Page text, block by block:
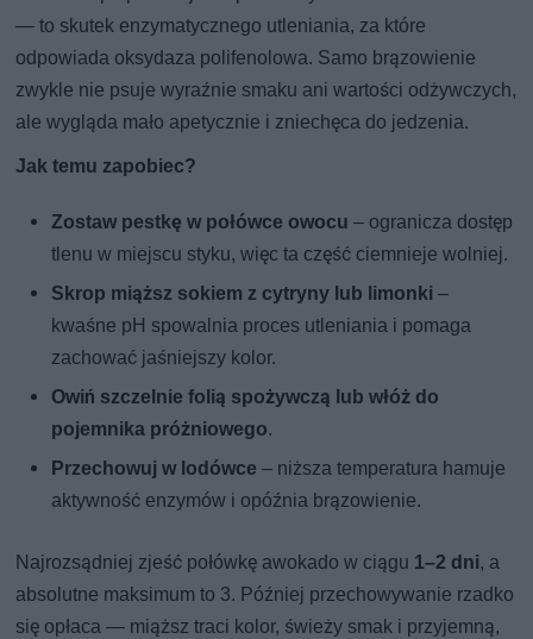
— to skutek enzymatycznego utleniania, za które
odpowiada oksydaza polifenolowa. Samo brązowienie
zwykle nie psuje wyraźnie smaku ani wartości odżywczych,
ale wygląda mało apetycznie i zniechęca do jedzenia.
Jak temu zapobiec?
Zostaw pestkę w połówce owocu – ogranicza dostęp
tlenu w miejscu styku, więc ta część ciemnieje wolniej.
Skrop miąższ sokiem z cytryny lub limonki –
kwaśne pH spowalnia proces utleniania i pomaga
zachować jaśniejszy kolor.
Owiń szczelnie folią spożywczą lub włóż do
pojemnika próżniowego.
Przechowuj w lodówce – niższa temperatura hamuje
aktywność enzymów i opóźnia brązowienie.
Najrozsądniej zjeść połówkę awokado w ciągu 1–2 dni, a
absolutne maksimum to 3. Później przechowywanie rzadko
się opłaca — miąższ traci kolor, świeży smak i przyjemną,